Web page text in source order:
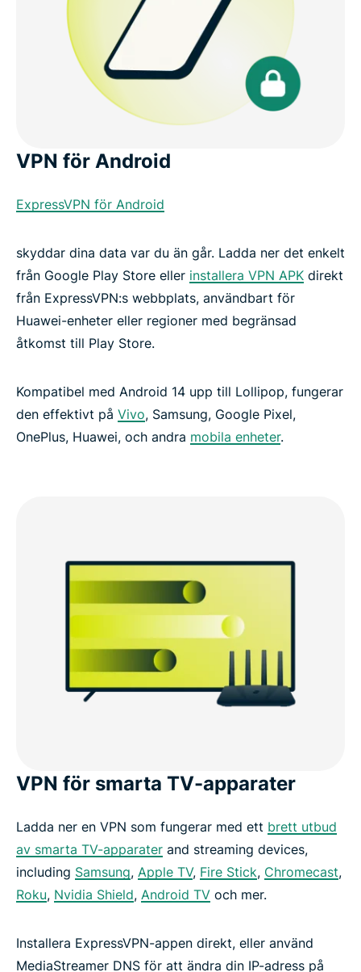
VPN för Android
ExpressVPN för Android
skyddar dina data var du än går. Ladda ner det enkelt
från Google Play Store eller installera VPN APK direkt
från ExpressVPN:s webbplats, användbart för
Huawei-enheter eller regioner med begränsad
åtkomst till Play Store.
Kompatibel med Android 14 upp till Lollipop, fungerar
den effektivt på Vivo, Samsung, Google Pixel,
OnePlus, Huawei, och andra mobila enheter.
VPN för smarta TV-apparater
Ladda ner en VPN som fungerar med ett brett utbud
av smarta TV-apparater and streaming devices,
including Samsung, Apple TV, Fire Stick, Chromecast,
Roku, Nvidia Shield, Android TV och mer.
Installera ExpressVPN-appen direkt, eller använd
MediaStreamer DNS för att ändra din IP-adress på